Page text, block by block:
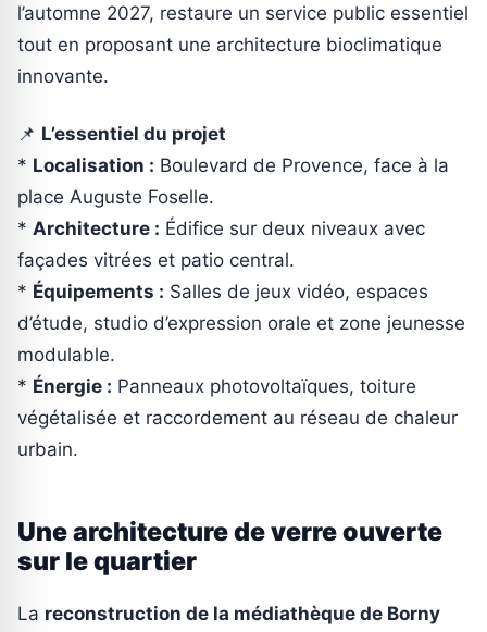
l’automne 2027, restaure un service public essentiel
tout en proposant une architecture bioclimatique
innovante.
📌 L’essentiel du projet
* Localisation : Boulevard de Provence, face à la
place Auguste Foselle.
* Architecture : Édifice sur deux niveaux avec
façades vitrées et patio central.
* Équipements : Salles de jeux vidéo, espaces
d’étude, studio d’expression orale et zone jeunesse
modulable.
* Énergie : Panneaux photovoltaïques, toiture
végétalisée et raccordement au réseau de chaleur
urbain.
Une architecture de verre ouverte
sur le quartier
La reconstruction de la médiathèque de Borny